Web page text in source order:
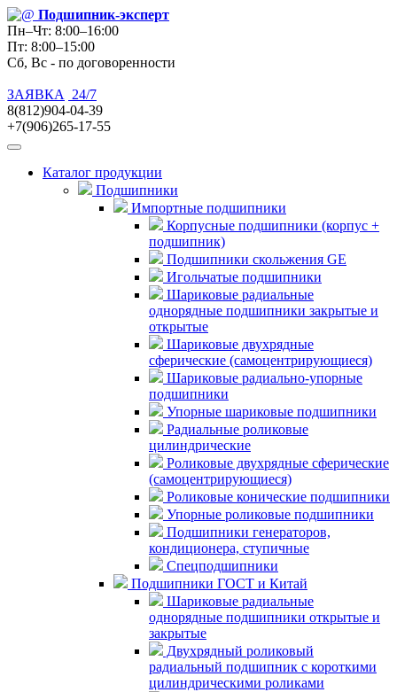
Подшипник-эксперт
Пн–Чт: 8:00–16:00
Пт: 8:00–15:00
Сб, Вс - по договоренности
ЗАЯВКА
24/7
8(812)904-04-39
+7(906)265-17-55
Каталог продукции
Подшипники
Импортные подшипники
Корпусные подшипники (корпус +
подшипник)
Подшипники скольжения GE
Игольчатые подшипники
Шариковые радиальные
однорядные подшипники закрытые и
открытые
Шариковые двухрядные
сферические (самоцентрирующиеся)
Шариковые радиально-упорные
подшипники
Упорные шариковые подшипники
Радиальные роликовые
цилиндрические
Роликовые двухрядные сферические
(самоцентрирующиеся)
Роликовые конические подшипники
Упорные роликовые подшипники
Подшипники генераторов,
кондиционера, ступичные
Спецподшипники
Подшипники ГОСТ и Китай
Шариковые радиальные
однорядные подшипники открытые и
закрытые
Двухрядный роликовый
радиальный подшипник с короткими
цилиндрическими роликами